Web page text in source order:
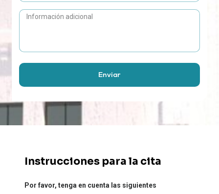
Enviar
Instrucciones para la cita
Por favor, tenga en cuenta las siguientes